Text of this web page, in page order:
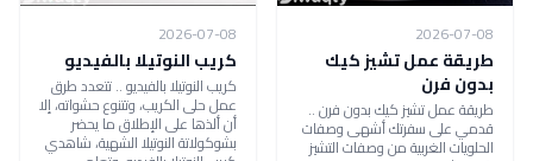
2026-07-08
طريقة عمل تشيز كيك
بدون فرن
طريقة عمل تشيز كيك بدون فرن ..
قدمي على سفرتك أشهى وصفات
الحلويات الغربية من وصفات التشيز
2026-07-08
كريب النوتيلا بالفيديو
كريب النوتيلا بالفيديو .. تتعدد طرق
عمل حلى الكريب، وتتنوع حشواته، إلا
أن ألذها على الإطلاق ما يحضر
بشوكولاتة النوتيلا الشهية، شاهدي